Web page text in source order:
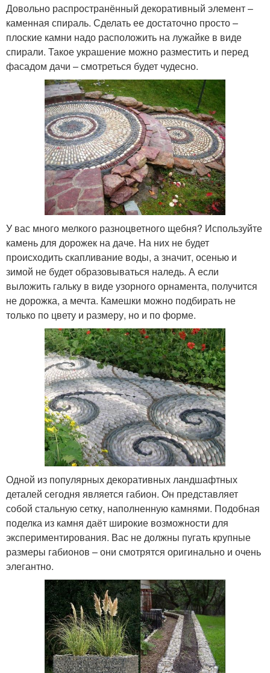
Довольно распространённый декоративный элемент –
каменная спираль. Сделать ее достаточно просто –
плоские камни надо расположить на лужайке в виде
спирали. Такое украшение можно разместить и перед
фасадом дачи – смотреться будет чудесно.
У вас много мелкого разноцветного щебня? Используйте
камень для дорожек на даче. На них не будет
происходить скапливание воды, а значит, осенью и
зимой не будет образовываться наледь. А если
выложить гальку в виде узорного орнамента, получится
не дорожка, а мечта. Камешки можно подбирать не
только по цвету и размеру, но и по форме.
Одной из популярных декоративных ландшафтных
деталей сегодня является габион. Он представляет
собой стальную сетку, наполненную камнями. Подобная
поделка из камня даёт широкие возможности для
экспериментирования. Вас не должны пугать крупные
размеры габионов – они смотрятся оригинально и очень
элегантно.